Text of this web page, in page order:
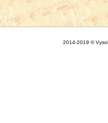
2014-2019 ©